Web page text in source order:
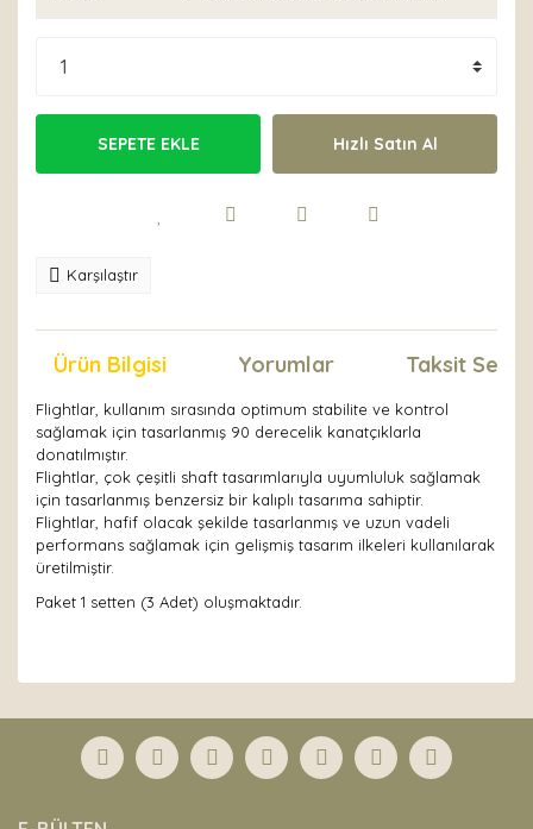
SEPETE EKLE Hızlı Satın Al
Karşılaştır
Ürün Bilgisi Yorumlar Taksit
Flightlar, kullanım sırasında optimum stabilite ve kontrol
sağlamak için tasarlanmış 90 derecelik kanatçıklarla
donatılmıştır.
Flightlar, çok çeşitli shaft tasarımlarıyla uyumluluk sağlamak
için tasarlanmış benzersiz bir kalıplı tasarıma sahiptir.
Flightlar, hafif olacak şekilde tasarlanmış ve uzun vadeli
performans sağlamak için gelişmiş tasarım ilkeleri kullanılarak
üretilmiştir.
Paket 1 setten (3 Adet) oluşmaktadır.
Yorum Yaz
formunu kullanarak tarafımıza iletebilirsiniz.
Görüş ve önerileriniz için teşekkür ederiz.